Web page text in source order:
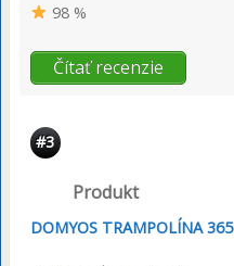
98 %
Čítať recenzie
#3
Produkt
DOMYOS TRAMPOLÍNA 365